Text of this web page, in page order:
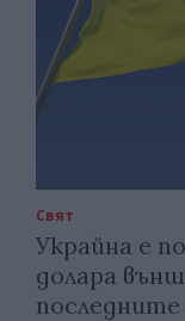
Свят
Украйна е
долара
последните